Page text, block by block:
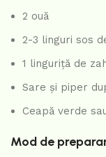
2 ouă
2-3 linguri sos
1 linguriță de
Sare și piper
Ceapă verde
Mod de